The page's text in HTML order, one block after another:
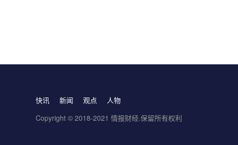
快讯 新闻 观点
人物
Copyright © 2018-2021 情报财经.保留所有权利